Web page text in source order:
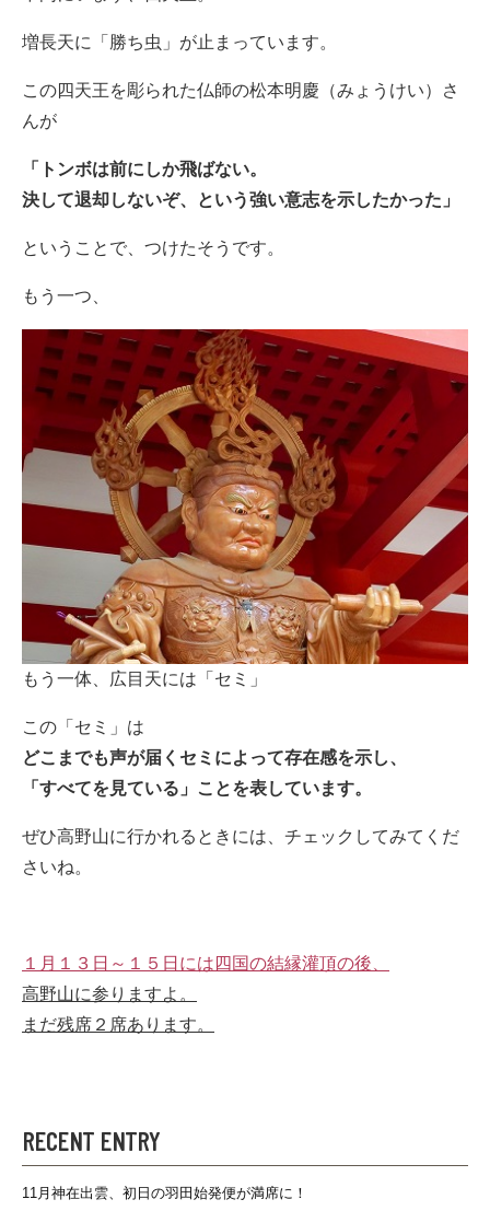
増長天に「勝ち虫」が止まっています。
この四天王を彫られた仏師の松本明慶（みょうけい）さ
んが
「トンボは前にしか飛ばない。
決して退却しないぞ、という強い意志を示したかった」
ということで、つけたそうです。
もう一つ、
もう一体、広目天には「セミ」
この「セミ」は
どこまでも声が届くセミによって存在感を示し、
「すべてを見ている」ことを表しています。
ぜひ高野山に行かれるときには、チェックしてみてくだ
さいね。
１月１３日～１５日には四国の結縁灌頂の後、
高野山に参りますよ。
まだ残席２席あります。
RECENT ENTRY
11月神在出雲、初日の羽田始発便が満席に！